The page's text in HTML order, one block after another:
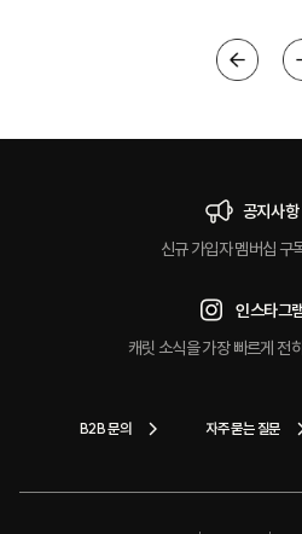
공지사항
신규 가입자 멤버십 구
인스타그
캐릿 소식을 가장 빠르게 전
B2B 문의 자주 묻는 질문